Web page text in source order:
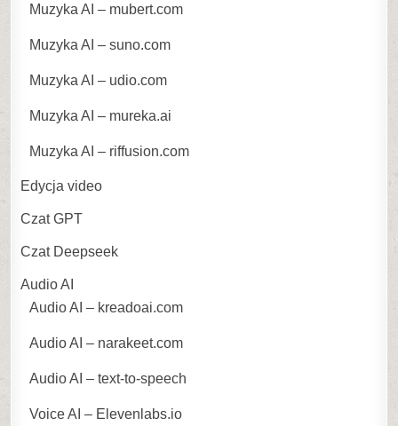
Muzyka AI – mubert.com
Muzyka AI – suno.com
Muzyka AI – udio.com
Muzyka AI – mureka.ai
Muzyka AI – riffusion.com
Edycja video
Czat GPT
Czat Deepseek
Audio AI
Audio AI – kreadoai.com
Audio AI – narakeet.com
Audio AI – text-to-speech
Voice AI – Elevenlabs.io